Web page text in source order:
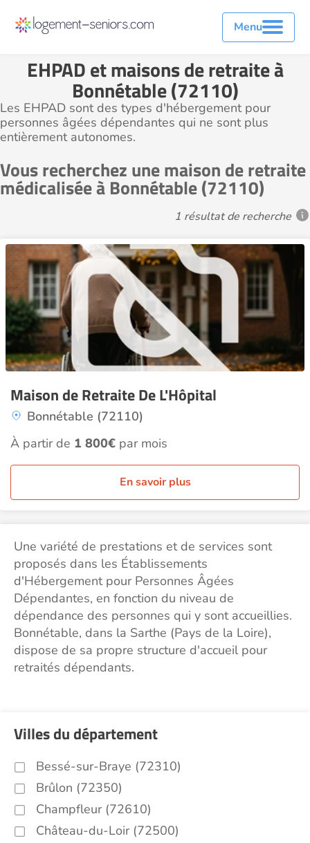
Menu
EHPAD et maisons de retraite à
Bonnétable (72110)
Les EHPAD sont des types d'hébergement pour
personnes âgées dépendantes qui ne sont plus
entièrement autonomes.
Vous recherchez une maison de retraite
médicalisée à Bonnétable (72110)
1 résultat de recherche
Maison de Retraite De L'Hôpital
Bonnétable (72110)
À partir de 1 800€ par mois
En savoir plus
Une variété de prestations et de services sont
proposés dans les Établissements
d'Hébergement pour Personnes Âgées
Dépendantes, en fonction du niveau de
dépendance des personnes qui y sont accueillies.
Bonnétable, dans la Sarthe (Pays de la Loire),
dispose de sa propre structure d'accueil pour
retraités dépendants.
Villes du département
Bessé-sur-Braye (72310)
Brûlon (72350)
Champfleur (72610)
Château-du-Loir (72500)